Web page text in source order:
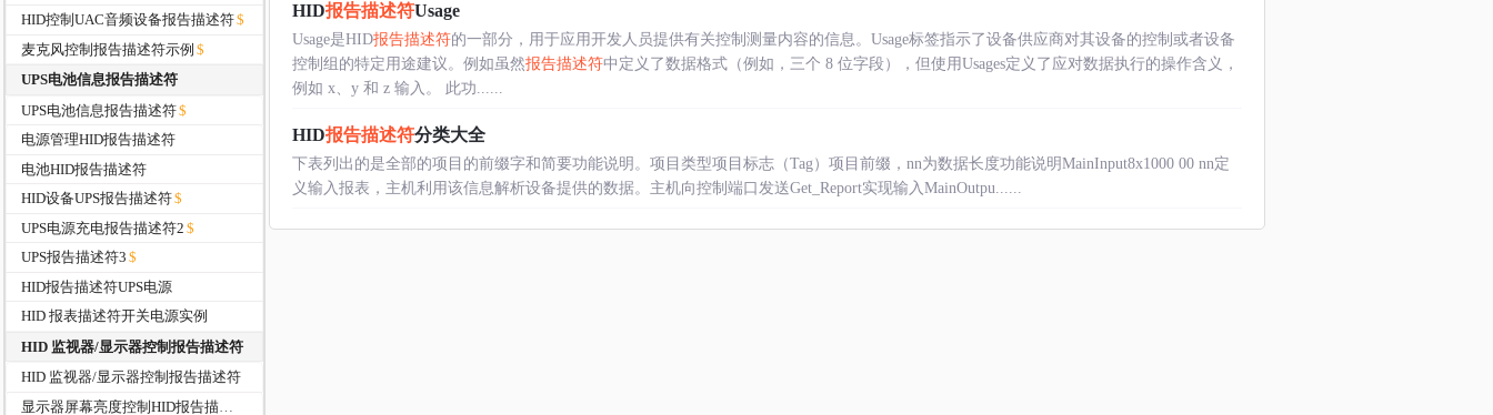
HID控制UAC音频设备报告描述符
麦克风控制报告描述符示例
UPS电池信息报告描述符
UPS电池信息报告描述符
电源管理HID报告描述符
电池HID报告描述符
HID设备UPS报告描述符
UPS电源充电报告描述符2
UPS报告描述符3
HID报告描述符UPS电源
HID 报表描述符开关电源实例
HID 监视器/显示器控制报告描述符
HID 监视器/显示器控制报告描述符
HID报告描述符Usage
Usage是HID报告描述符的一部分，用于应用开发人员提供有关控制测量内容的信息。Usage标签指示了设备供应商对其设备的控制或者设备
控制组的特定用途建议。例如虽然报告描述符中定义了数据格式（例如，三个 8 位字段），但使用Usages定义了应对数据执行的操作含义，
例如 x、y 和 z 输入。 此功......
HID报告描述符分类大全
下表列出的是全部的项目的前缀字和简要功能说明。项目类型项目标志（Tag）项目前缀，nn为数据长度功能说明MainInput8x1000 00 nn定
义输入报表，主机利用该信息解析设备提供的数据。主机向控制端口发送Get_Report实现输入MainOutpu......